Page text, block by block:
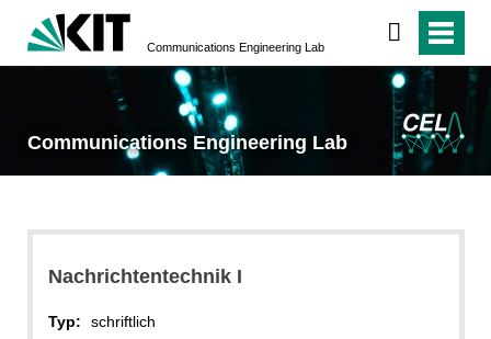
Communications Engineering Lab
Communications Engineering Lab
Nachrichtentechnik I
Typ:
schriftlich